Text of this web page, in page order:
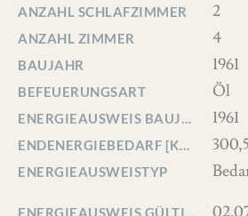
ANZAHL SCHLAFZIMMER 2
ANZAHL ZIMMER 4
BAUJAHR 1961
BEFEUERUNGSART Öl
ENERGIEAUSWEIS BAUJAHR 1961
ENDENERGIEBEDARF [KWH/(M²*A)] 300,5
ENERGIEAUSWEISTYP